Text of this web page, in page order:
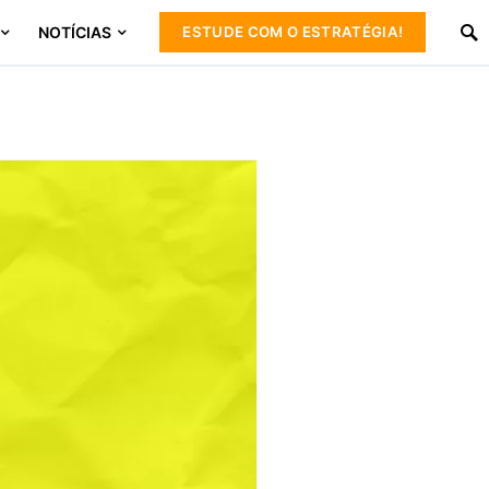
NOTÍCIAS ESTUDE COM O ESTRATÉGIA!